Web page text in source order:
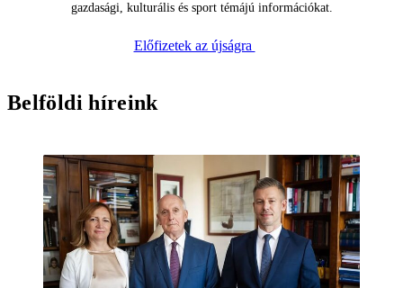
gazdasági, kulturális és sport témájú információkat.
Előfizetek az újságra
Belföldi híreink